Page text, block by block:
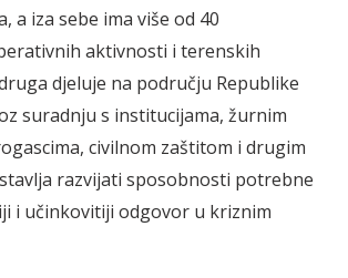
a iza sebe ima više od 40
aktivnosti i terenskih
djeluje na području Republike
suradnju s institucijama, žurnim
civilnom zaštitom i drugim
razvijati sposobnosti potrebne
i učinkovitiji odgovor u kriznim